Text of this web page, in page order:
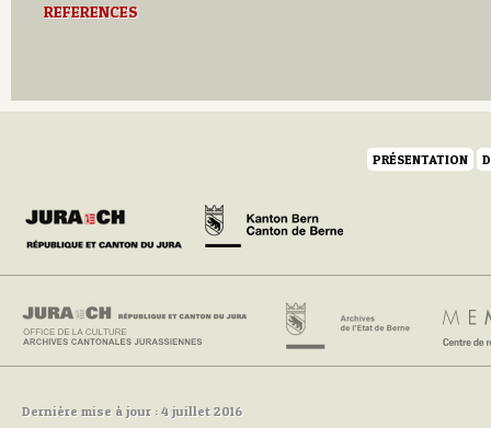
REFERENCES
PRÉSENTATION
Dernière mise à jour : 4 juillet 2016